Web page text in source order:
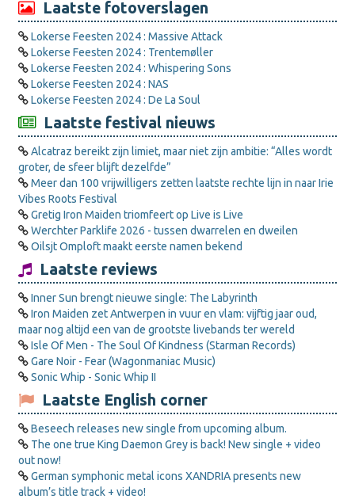
Laatste fotoverslagen
Lokerse Feesten 2024 : Massive Attack
Lokerse Feesten 2024 : Trentemøller
Lokerse Feesten 2024 : Whispering Sons
Lokerse Feesten 2024 : NAS
Lokerse Feesten 2024 : De La Soul
Laatste festival nieuws
Alcatraz bereikt zijn limiet, maar niet zijn ambitie: “Alles wordt
groter, de sfeer blijft dezelfde”
Meer dan 100 vrijwilligers zetten laatste rechte lijn in naar Irie
Vibes Roots Festival
Gretig Iron Maiden triomfeert op Live is Live
Werchter Parklife 2026 - tussen dwarrelen en dweilen
Oilsjt Omploft maakt eerste namen bekend
Laatste reviews
Inner Sun brengt nieuwe single: The Labyrinth
Iron Maiden zet Antwerpen in vuur en vlam: vijftig jaar oud,
maar nog altijd een van de grootste livebands ter wereld
Isle Of Men - The Soul Of Kindness (Starman Records)
Gare Noir - Fear (Wagonmaniac Music)
Sonic Whip - Sonic Whip II
Laatste English corner
Beseech releases new single from upcoming album.
The one true King Daemon Grey is back! New single + video
out now!
German symphonic metal icons XANDRIA presents new
album’s title track + video!